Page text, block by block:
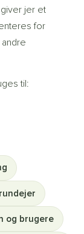
jer et
for
til:
og brugere